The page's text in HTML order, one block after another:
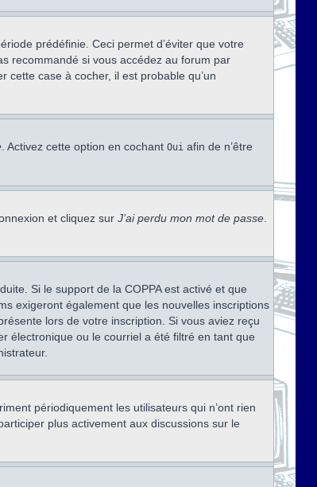
prédéfinie. Ceci permet d’éviter que votre
recommandé si vous accédez au forum par
cette case à cocher, il est probable qu’un
. Activez cette option en cochant Oui afin de n’être
et cliquez sur J’ai perdu mon mot de passe
Si le support de la COPPA est activé et que
exigeront également que les nouvelles inscriptions
lors de votre inscription. Si vous aviez reçu
électronique ou le courriel a été filtré en tant que
périodiquement les utilisateurs qui n’ont rien
plus activement aux discussions sur le